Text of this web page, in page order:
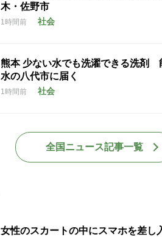
木・佐野市
1時間前 社会
熊本 少ない水でも洗濯できる洗剤
水の八代市に届く
1時間前 社会
全国ニュース記事一覧
女性のスカートの中にスマホを差